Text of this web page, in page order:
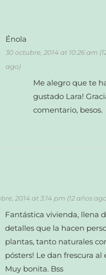
Énola
30 octubre, 2014 at 10:26 am
ago)
Me alegro que te
gustado Lara!
comentario, besos.
2014 at 3:14 pm (12 años
Fantástica vivienda, llena
detalles que la hacen
plantas, tanto naturales
pósters! Le dan frescura al
Muy bonita. Bss